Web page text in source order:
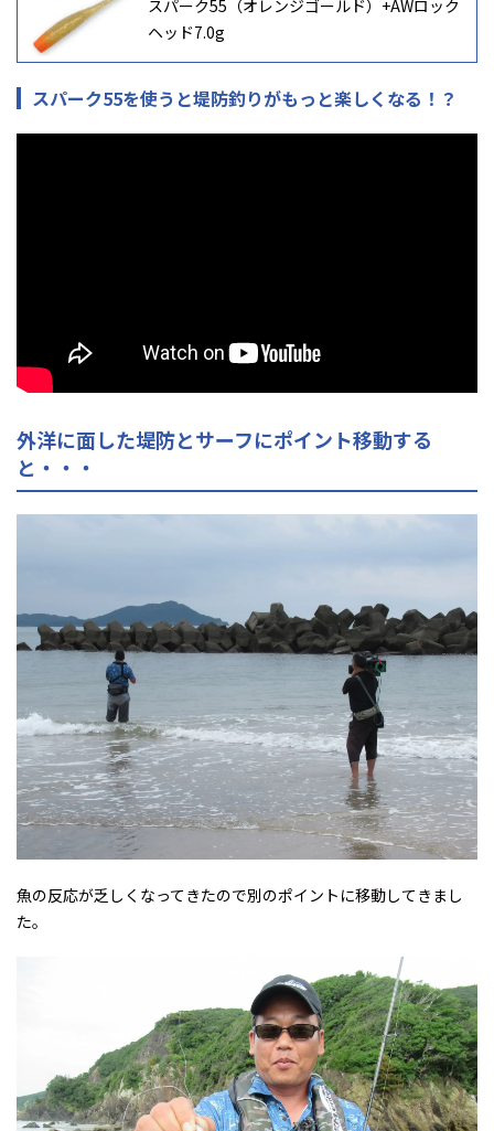
スパーク55（オレンジゴールド）+AWロック
ヘッド7.0g
スパーク55を使うと堤防釣りがもっと楽しくなる！？
外洋に面した堤防とサーフにポイント移動する
と・・・
魚の反応が乏しくなってきたので別のポイントに移動してきまし
た。